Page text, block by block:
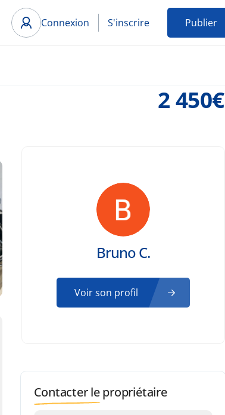
Connexion S'inscrire Publier
2 450€
Bruno C.
Voir son profil
Contacter le propriétaire